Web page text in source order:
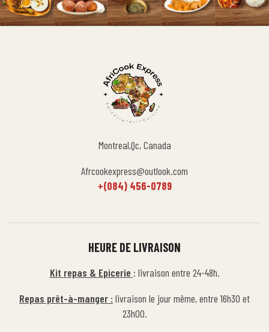
Montreal,Qc, Canada
Afrcookexpress@outlook.com
+(084) 456-0789
HEURE DE LIVRAISON
Kit repas & Epicerie : livraison entre 24-48h.
Repas prêt-à-manger : livraison le jour même, entre 16h30 et
23h00.